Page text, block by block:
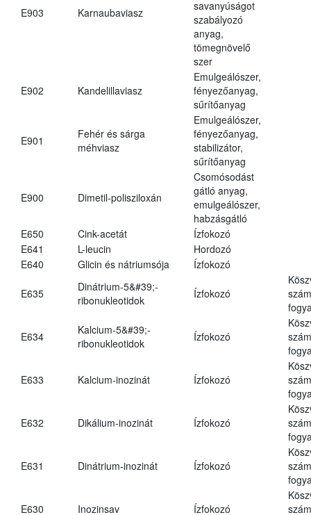
E903 Karnaubaviasz
savanyúságot
szabályozó
anyag,
tömegnövelő
szer
E902 Kandelillaviasz
Emulgeálószer,
fényezőanyag,
sűrítőanyag
E901
Fehér és sárga
méhviasz
Emulgeálószer,
fényezőanyag,
stabilizátor,
sűrítőanyag
E900 Dimetil-polisziloxán
Csomósodást
gátló anyag,
emulgeálószer,
habzásgátló
E650
Cink-acetát
Ízfokozó
E641
L-leucin
Hordozó
E640
Glicin és nátriumsója Ízfokozó
E635
Dinátrium-5&#39;-
ribonukleotidok
Ízfokozó
E634
Kalcium-5&#39;-
ribonukleotidok
Ízfokozó
E633 Kalcium-inozinát Ízfokozó
E632 Dikálium-inozinát Ízfokozó
E631 Dinátrium-inozinát Ízfokozó
E630 Inozinsav Ízfokozó